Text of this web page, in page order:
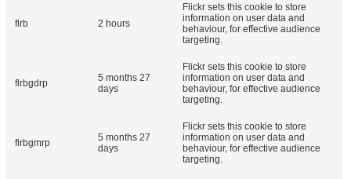
flrb 2 hours
Flickr sets this cookie to store
information on user data and
behaviour, for effective audience
targeting.
flrbgdrp
5 months 27
days
Flickr sets this cookie to store
information on user data and
behaviour, for effective audience
targeting.
flrbgmrp
5 months 27
days
Flickr sets this cookie to store
information on user data and
behaviour, for effective audience
targeting.